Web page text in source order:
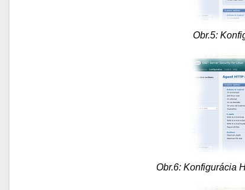
Obr.5:
Obr.6: Konfigurácia